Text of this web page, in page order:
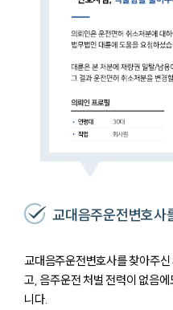
교대음주운전변호사
교대음주운전변호사를 찾아주
고, 음주운전 처벌 전력이 없음
니다.